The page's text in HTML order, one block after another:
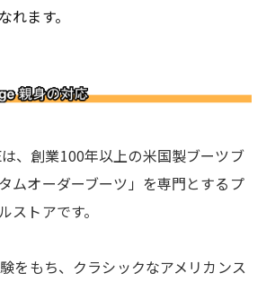
れます。
は、創業100年以上の米国製ブーツブ
ムオーダーブーツ」を専門とするプ
ストアです。
をもち、クラシックなアメリカンス